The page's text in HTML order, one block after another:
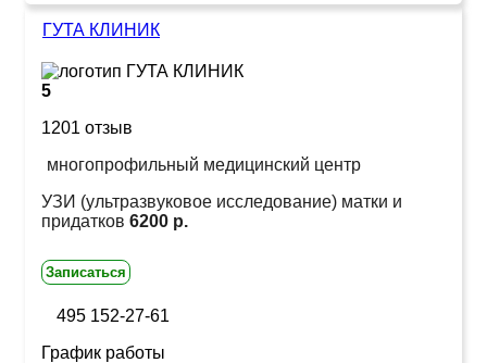
ГУТА КЛИНИК
5
1201 отзыв
многопрофильный медицинский центр
УЗИ (ультразвуковое исследование) матки и
придатков 6200 р.
Записаться
495 152-27-61
График работы